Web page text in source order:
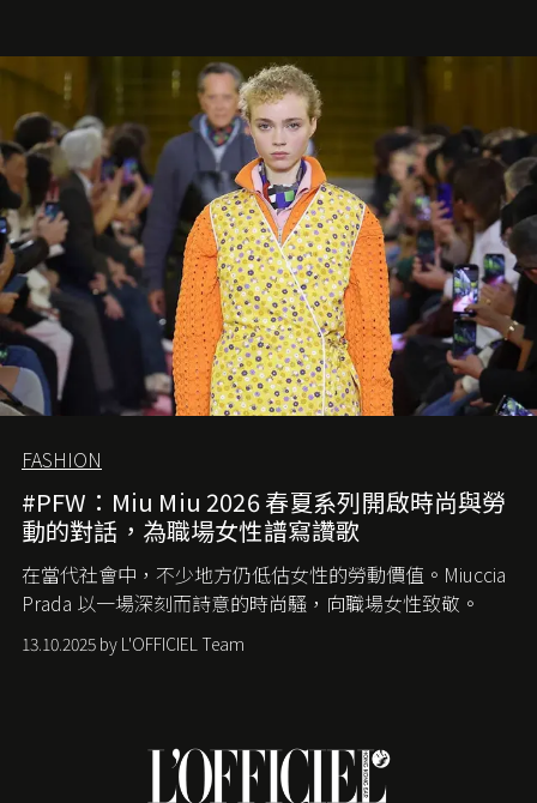
FASHION
#PFW：Miu Miu 2026 春夏系列開啟時尚與勞
動的對話，為職場女性譜寫讚歌
在當代社會中，不少地方仍低估女性的勞動價值。 Miuccia
Prada 以一場深刻而詩意的時尚騷，向職場女性致敬。
13.10.2025 by L'OFFICIEL Team